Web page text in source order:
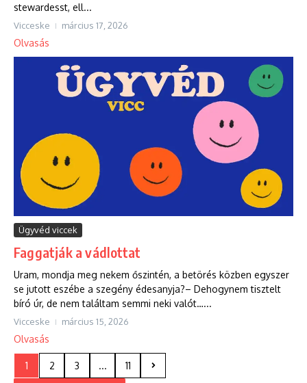
stewardesst, ell...
Vicceske március 17, 2026
Olvasás
Ügyvéd viccek
Faggatják a vádlottat
Uram, mondja meg nekem őszintén, a betörés közben egyszer
se jutott eszébe a szegény édesanyja?– Dehogynem tisztelt
bíró úr, de nem találtam semmi neki valót…...
Vicceske március 15, 2026
Olvasás
1 2 3 ... 11